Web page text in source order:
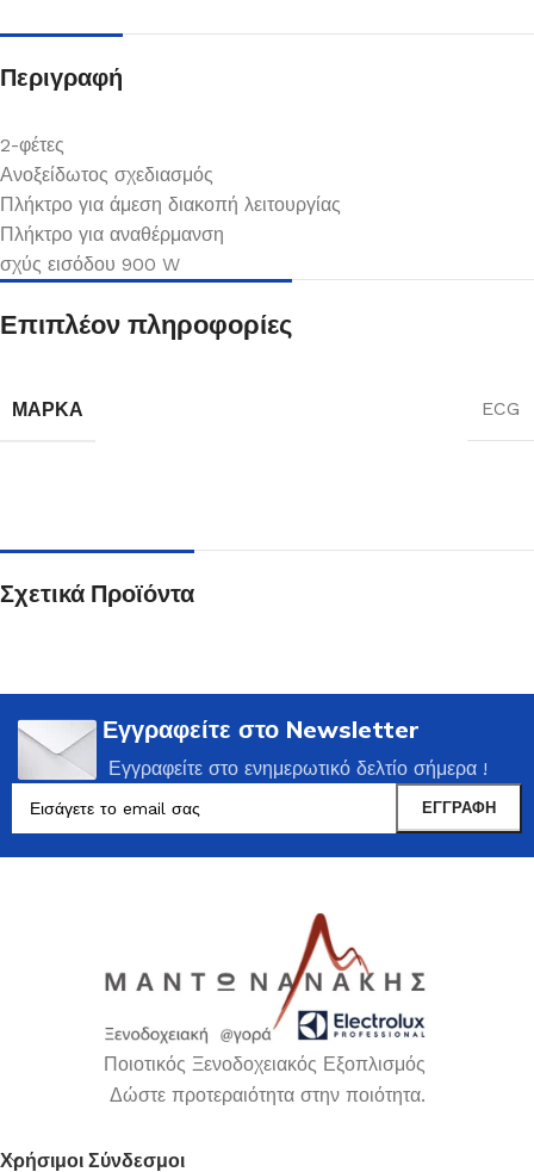
Περιγραφή
2-φέτες
Ανοξείδωτος σχεδιασμός
Πλήκτρο για άμεση διακοπή λειτουργίας
Πλήκτρο για αναθέρμανση
σχύς εισόδου 900 W
Επιπλέον πληροφορίες
ΜΆΡΚΑ ECG
Σχετικά Προϊόντα
Εγγραφείτε στο Newsletter
Εγγραφείτε στο ενημερωτικό δελτίο σήμερα !
Ποιοτικός Ξενοδοχειακός Εξοπλισμός
Δώστε προτεραιότητα στην ποιότητα.
Χρήσιμοι Σύνδεσμοι